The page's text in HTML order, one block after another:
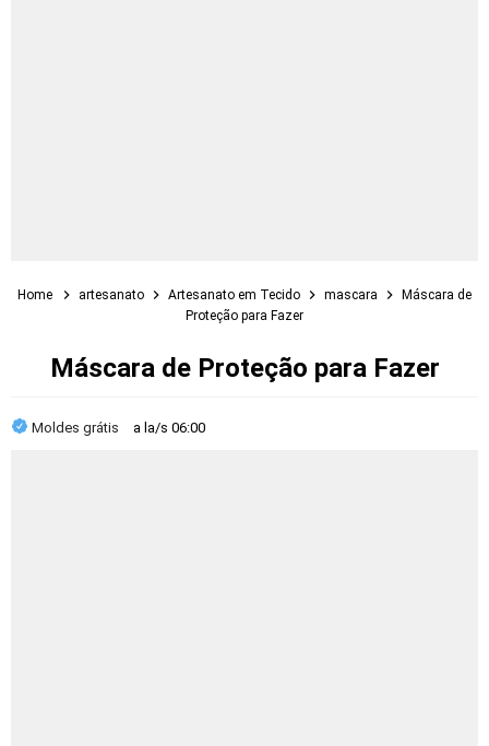
Home artesanato Artesanato em Tecido mascara
Máscara de
Proteção para Fazer
Máscara de Proteção para Fazer
Moldes grátis a la/s 06:00